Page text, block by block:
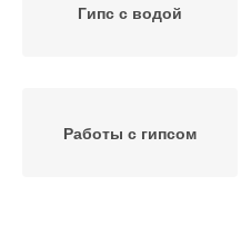
Гипс с водой
Работы с гипсом